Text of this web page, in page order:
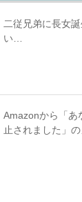
二従兄弟に長女
い…
Amazonから「あ
止されました」